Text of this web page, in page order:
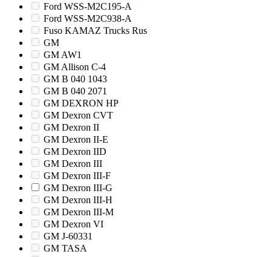
Ford WSS-M2C195-A
Ford WSS-M2C938-A
Fuso KAMAZ Trucks Rus
GM
GM AW1
GM Allison C-4
GM B 040 1043
GM B 040 2071
GM DEXRON HP
GM Dexron CVT
GM Dexron II
GM Dexron II-E
GM Dexron IID
GM Dexron III
GM Dexron III-F
GM Dexron III-G
GM Dexron III-H
GM Dexron III-M
GM Dexron VI
GM J-60331
GM TASA